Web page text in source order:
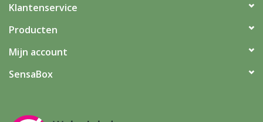
Klantenservice
Producten
Mijn account
SensaBox